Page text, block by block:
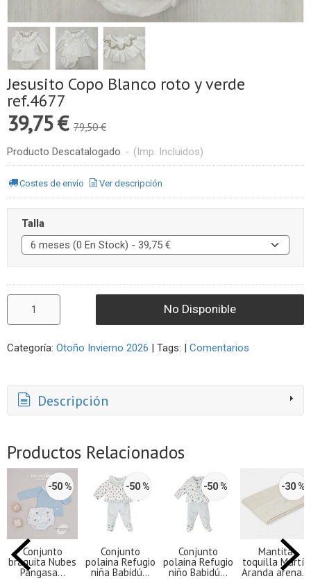
Jesusito Copo Blanco roto y verde
ref.4677
39,75 € 79,50 €
Producto Descatalogado - (Imp. Incluidos)
Costes de envío Ver descripción
Talla
No Disponible
Categoría: Otoño Invierno 2026 | Tags: | Comentarios
Descripción
Productos Relacionados
-50 %
Conjunto
braguita Nubes
Pangasa...
-50 %
Conjunto
polaina Refugio
niña Babidú...
-50 %
Conjunto
polaina Refugio
niño Babidú...
-30 %
Mantita
toquilla Martín
Aranda arena...